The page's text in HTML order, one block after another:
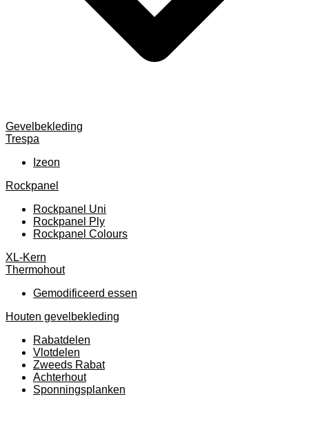
Gevelbekleding
Trespa
Izeon
Rockpanel
Rockpanel Uni
Rockpanel Ply
Rockpanel Colours
XL-Kern
Thermohout
Gemodificeerd essen
Houten gevelbekleding
Rabatdelen
Vlotdelen
Zweeds Rabat
Achterhout
Sponningsplanken